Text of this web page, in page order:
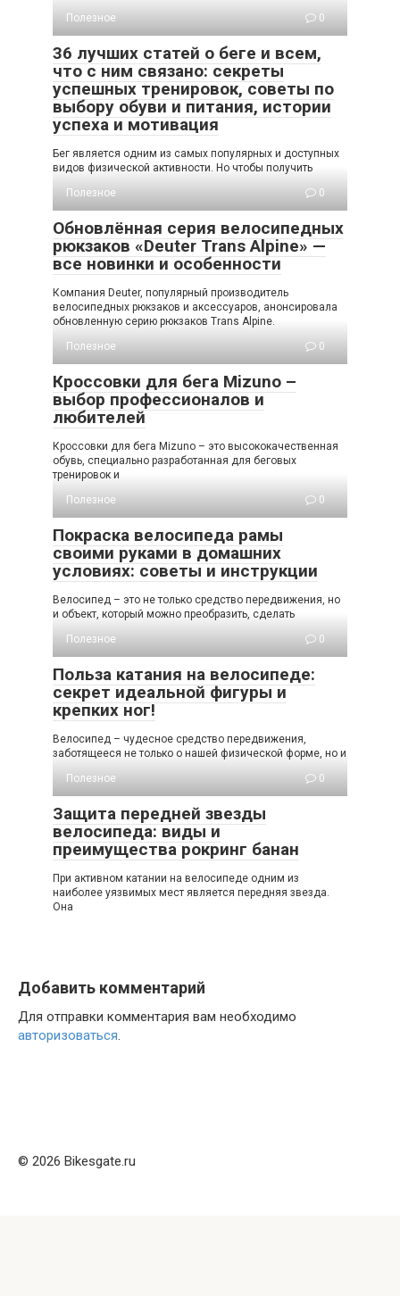
Полезное
0
36 лучших статей о беге и всем,
что с ним связано: секреты
успешных тренировок, советы по
выбору обуви и питания, истории
успеха и мотивация
Бег является одним из самых популярных и доступных
видов физической активности. Но чтобы получить
Полезное
0
Обновлённая серия велосипедных
рюкзаков «Deuter Trans Alpine» —
все новинки и особенности
Компания Deuter, популярный производитель
велосипедных рюкзаков и аксессуаров, анонсировала
обновленную серию рюкзаков Trans Alpine.
Полезное
0
Кроссовки для бега Mizuno –
выбор профессионалов и
любителей
Кроссовки для бега Mizuno – это высококачественная
обувь, специально разработанная для беговых
тренировок и
Полезное
0
Покраска велосипеда рамы
своими руками в домашних
условиях: советы и инструкции
Велосипед – это не только средство передвижения, но
и объект, который можно преобразить, сделать
Полезное
0
Польза катания на велосипеде:
секрет идеальной фигуры и
крепких ног!
Велосипед – чудесное средство передвижения,
заботящееся не только о нашей физической форме, но и
Полезное
0
Защита передней звезды
велосипеда: виды и
преимущества рокринг банан
При активном катании на велосипеде одним из
наиболее уязвимых мест является передняя звезда.
Она
Добавить комментарий
Для отправки комментария вам необходимо
авторизоваться
© 2026 Bikesgate.ru